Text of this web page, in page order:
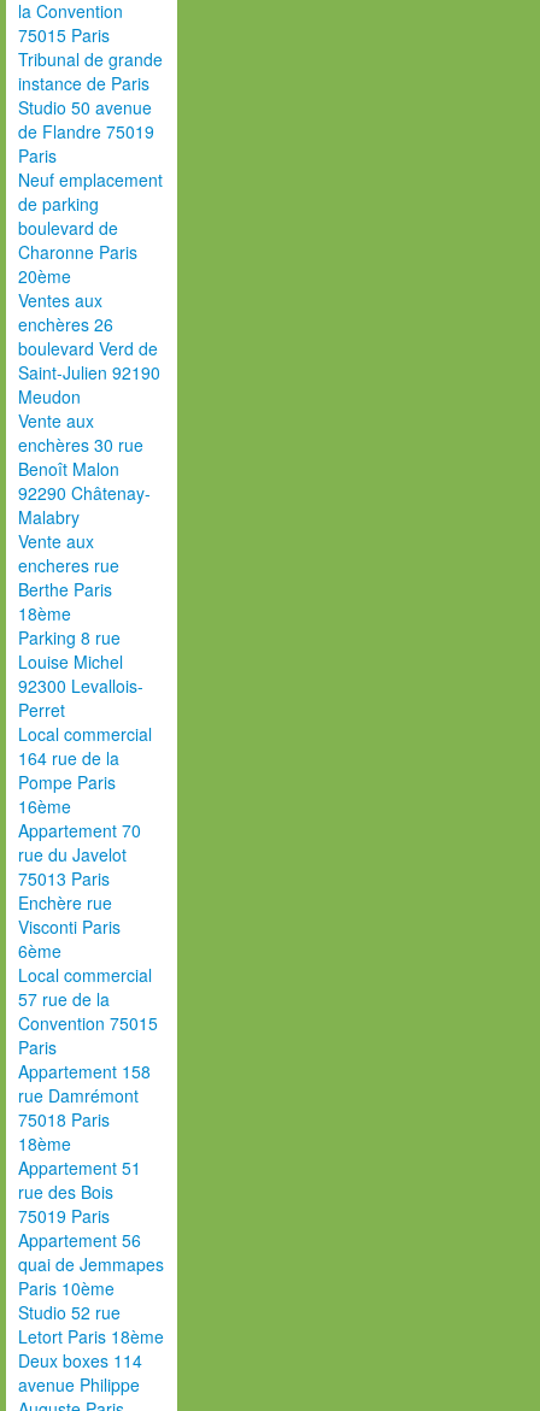
la Convention
75015 Paris
Tribunal de grande
instance de Paris
Studio 50 avenue
de Flandre 75019
Paris
Neuf emplacement
de parking
boulevard de
Charonne Paris
20ème
Ventes aux
enchères 26
boulevard Verd de
Saint-Julien 92190
Meudon
Vente aux
enchères 30 rue
Benoît Malon
92290 Châtenay-
Malabry
Vente aux
encheres rue
Berthe Paris
18ème
Parking 8 rue
Louise Michel
92300 Levallois-
Perret
Local commercial
164 rue de la
Pompe Paris
16ème
Appartement 70
rue du Javelot
75013 Paris
Enchère rue
Visconti Paris
6ème
Local commercial
57 rue de la
Convention 75015
Paris
Appartement 158
rue Damrémont
75018 Paris
18ème
Appartement 51
rue des Bois
75019 Paris
Appartement 56
quai de Jemmapes
Paris 10ème
Studio 52 rue
Letort Paris 18ème
Deux boxes 114
avenue Philippe